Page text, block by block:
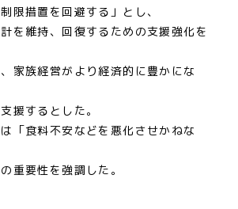
限措置を回避する」とし、
を維持、回復するための支援強化を
家族経営がより経済的に豊かにな
援するとした。
「食料不安などを悪化させかねな
重要性を強調した。